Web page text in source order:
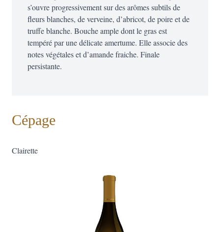
s’ouvre progressivement sur des arômes subtils de
fleurs blanches, de verveine, d’abricot, de poire et de
truffe blanche. Bouche ample dont le gras est
tempéré par une délicate amertume. Elle associe des
notes végétales et d’amande fraiche. Finale
persistante.
Cépage
Clairette